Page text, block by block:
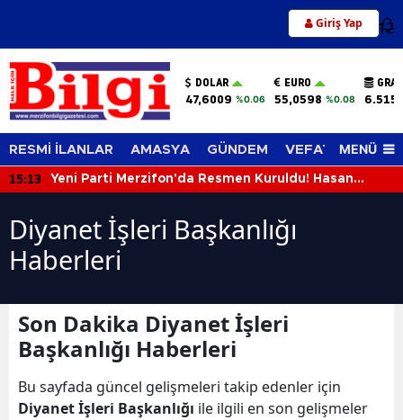
Giriş Yap 12
DOLAR
47,6009 %0.06
EURO
55,0598 %0.08
RESMİ İLANLAR AMASYA GÜNDEM VEFAT EDENLER
MENÜ
15:13
Yeni Parti Merzifon'da Resmen Kuruldu! Hasan
Diyanet İşleri Başkanlığı
Haberleri
Son Dakika Diyanet İşleri
Başkanlığı Haberleri
Bu sayfada güncel gelişmeleri takip edenler için
Diyanet İşleri Başkanlığı ile ilgili en son gelişmeler